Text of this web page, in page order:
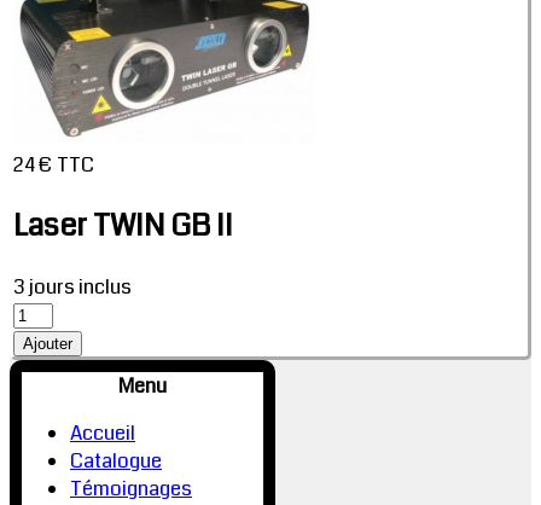
24 € TTC
Laser TWIN GB II
3 jours inclus
Menu
Accueil
Catalogue
Témoignages